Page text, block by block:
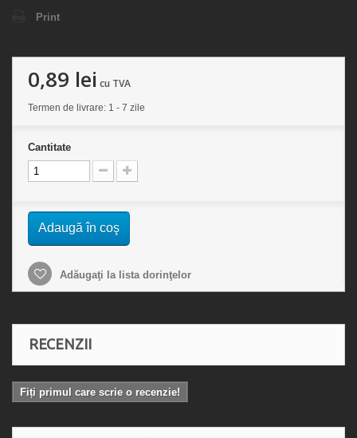
Print
0,89 lei cu TVA
Termen de livrare: 1 - 7 zile
Cantitate
Adaugă în coş
Adăugaţi la lista dorinţelor
RECENZII
Fiți primul care scrie o recenzie!